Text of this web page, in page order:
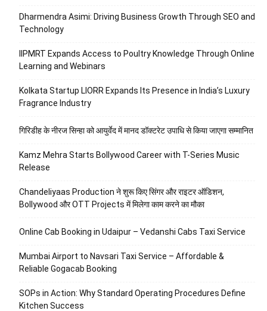
Dharmendra Asimi: Driving Business Growth Through SEO and
Technology
IIPMRT Expands Access to Poultry Knowledge Through Online
Learning and Webinars
Kolkata Startup LIORR Expands Its Presence in India’s Luxury
Fragrance Industry
गिरिडीह के नीरज सिन्हा को आयुर्वेद में मानद डॉक्टरेट उपाधि से किया जाएगा सम्मानित
Kamz Mehra Starts Bollywood Career with T-Series Music
Release
Chandeliyaas Production ने शुरू किए सिंगर और राइटर ऑडिशन,
Bollywood और OTT Projects में मिलेगा काम करने का मौका
Online Cab Booking in Udaipur – Vedanshi Cabs Taxi Service
Mumbai Airport to Navsari Taxi Service – Affordable &
Reliable Gogacab Booking
SOPs in Action: Why Standard Operating Procedures Define
Kitchen Success